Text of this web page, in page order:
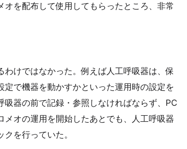
を配布して使用してもらったところ、非常
けではなかった。例えば人工呼吸器は、保
で機器を動かすかといった運用時の設定を
器の前で記録・参照しなければならず、PC
メオの運用を開始したあとでも、人工呼吸器
を行っていた。